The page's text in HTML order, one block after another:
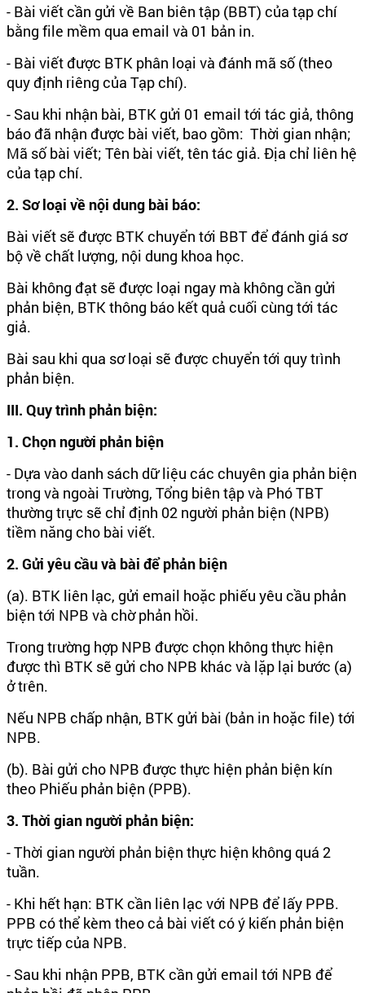
- Bài viết cần gửi về Ban biên tập (BBT) của tạp chí
bằng file mềm qua email và 01 bản in.
- Bài viết được BTK phân loại và đánh mã số (theo
quy định riêng của Tạp chí).
- Sau khi nhận bài, BTK gửi 01 email tới tác giả, thông
báo đã nhận được bài viết, bao gồm: Thời gian nhận;
Mã số bài viết; Tên bài viết, tên tác giả. Địa chỉ liên hệ
của tạp chí.
2. Sơ loại về nội dung bài báo:
Bài viết sẽ được BTK chuyển tới BBT để đánh giá sơ
bộ về chất lượng, nội dung khoa học.
Bài không đạt sẽ được loại ngay mà không cần gửi
phản biện, BTK thông báo kết quả cuối cùng tới tác
giả.
Bài sau khi qua sơ loại sẽ được chuyển tới quy trình
phản biện.
III. Quy trình phản biện:
1. Chọn người phản biện
- Dựa vào danh sách dữ liệu các chuyên gia phản biện
trong và ngoài Trường, Tổng biên tập và Phó TBT
thường trực sẽ chỉ định 02 người phản biện (NPB)
tiềm năng cho bài viết.
2. Gửi yêu cầu và bài để phản biện
(a). BTK liên lạc, gửi email hoặc phiếu yêu cầu phản
biện tới NPB và chờ phản hồi.
Trong trường hợp NPB được chọn không thực hiện
được thì BTK sẽ gửi cho NPB khác và lặp lại bước (a)
ở trên.
Nếu NPB chấp nhận, BTK gửi bài (bản in hoặc file) tới
NPB.
(b). Bài gửi cho NPB được thực hiện phản biện kín
theo Phiếu phản biện (PPB).
3. Thời gian người phản biện:
- Thời gian người phản biện thực hiện không quá 2
tuần.
- Khi hết hạn: BTK cần liên lạc với NPB để lấy PPB.
PPB có thể kèm theo cả bài viết có ý kiến phản biện
trực tiếp của NPB.
- Sau khi nhận PPB, BTK cần gửi email tới NPB để